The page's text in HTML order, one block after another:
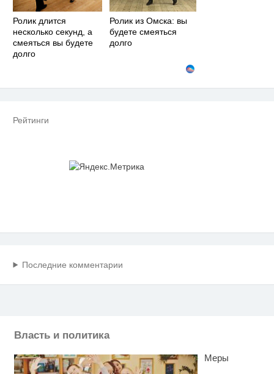
Ролик длится
несколько секунд, а
смеяться вы будете
долго
Ролик из Омска: вы
будете смеяться
долго
Рейтинги
Последние комментарии
Власть и политика
Меры